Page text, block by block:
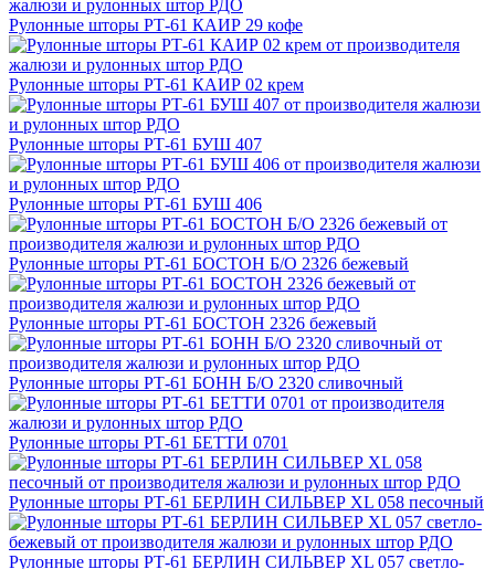
Рулонные шторы РТ-61 КАИР 29 кофе
Рулонные шторы РТ-61 КАИР 02 крем
Рулонные шторы РТ-61 БУШ 407
Рулонные шторы РТ-61 БУШ 406
Рулонные шторы РТ-61 БОСТОН Б/О 2326 бежевый
Рулонные шторы РТ-61 БОСТОН 2326 бежевый
Рулонные шторы РТ-61 БОНН Б/О 2320 сливочный
Рулонные шторы РТ-61 БЕТТИ 0701
Рулонные шторы РТ-61 БЕРЛИН СИЛЬВЕР XL 058 песочный
Рулонные шторы РТ-61 БЕРЛИН СИЛЬВЕР XL 057 светло-